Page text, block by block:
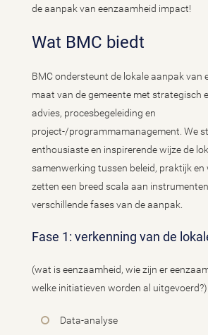
de aanpak van eenzaamheid impact!
Wat BMC biedt
BMC ondersteunt de lokale aanpak van
maat van de gemeente met strategisch
advies, procesbegeleiding en
project-/programmamanagement. We
enthousiaste en inspirerende wijze de
samenwerking tussen beleid, praktijk en
zetten een breed scala aan
verschillende fases van de aanpak.
Fase 1: verkenning van de
(wat is eenzaamheid, wie zijn er
welke initiatieven worden al uitgevoerd?)
Data-analyse